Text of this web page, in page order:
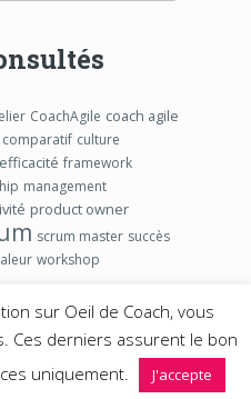
CoachAgile coach agile
comparatif culture
efficacité framework
management
product owner
scrum master succès
workshop
– www.oeildecoach.com
sur Oeil de Coach, vous
Ces derniers assurent le bon
uniquement.
J'accepte